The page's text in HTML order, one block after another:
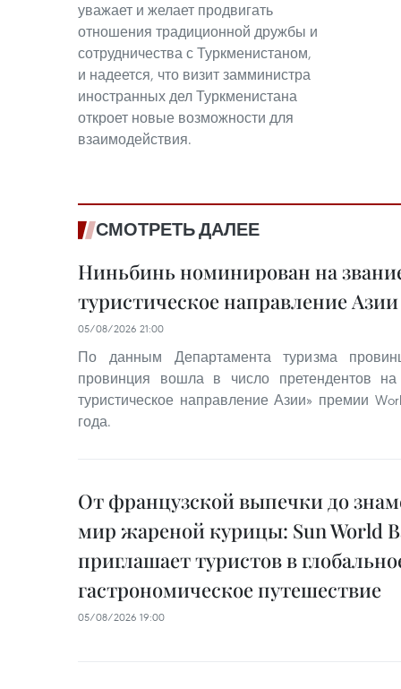
уважает и желает продвигать
отношения традиционной дружбы и
сотрудничества с Туркменистаном,
и надеется, что визит замминистра
иностранных дел Туркменистана
откроет новые возможности для
взаимодействия.
СМОТРЕТЬ ДАЛЕЕ
Ниньбинь номинирован на
туристическое направление Азии
05/08/2026 21:00
По данным Департамента туризма
провинция вошла в число претендентов
туристическое направление Азии» премии
года.
От французской выпечки до
мир жареной курицы: Sun World
приглашает туристов в
гастрономическое путешествие
05/08/2026 19:00